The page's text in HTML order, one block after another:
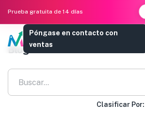
Prueba gratuita de 14 días
Póngase en contacto con
ventas
Blog
Clasificar Por: